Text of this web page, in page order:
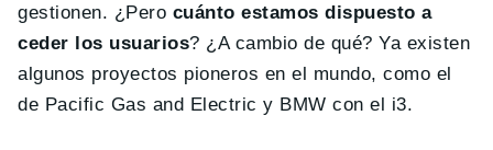
gestionen. ¿Pero cuánto estamos dispuesto a
ceder los usuarios? ¿A cambio de qué? Ya existen
algunos proyectos pioneros en el mundo, como el
de Pacific Gas and Electric y BMW con el i3.